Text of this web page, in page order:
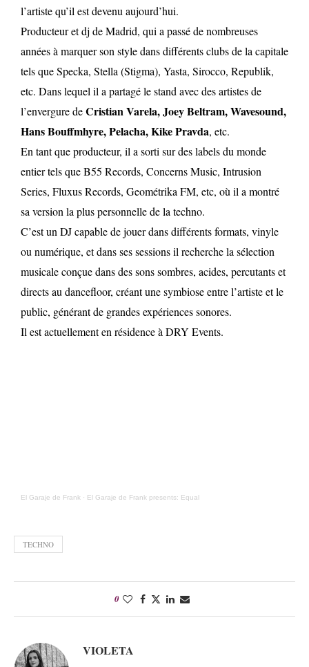
l’artiste qu’il est devenu aujourd’hui.
Producteur et dj de Madrid, qui a passé de nombreuses
années à marquer son style dans différents clubs de la capitale
tels que Specka, Stella (Stigma), Yasta, Sirocco, Republik,
etc. Dans lequel il a partagé le stand avec des artistes de
l’envergure deCristian Varela, Joey Beltram, Wavesound,
Hans Bouffmhyre, Pelacha, Kike Pravda, etc.
En tant que producteur, il a sorti sur des labels du monde
entier tels que B55 Records, Concerns Music, Intrusion
Series, Fluxus Records, Geométrika FM, etc, où il a montré
sa version la plus personnelle de la techno.
C’est un DJ capable de jouer dans différents formats, vinyle
ou numérique, et dans ses sessions il recherche la sélection
musicale conçue dans des sons sombres, acides, percutants et
directs au dancefloor, créant une symbiose entre l’artiste et le
public, générant de grandes expériences sonores.
Il est actuellement en résidence à DRY Events.
El Garaje de Frank · El Garaje de Frank presents: Equal
TECHNO
0
VIOLETA